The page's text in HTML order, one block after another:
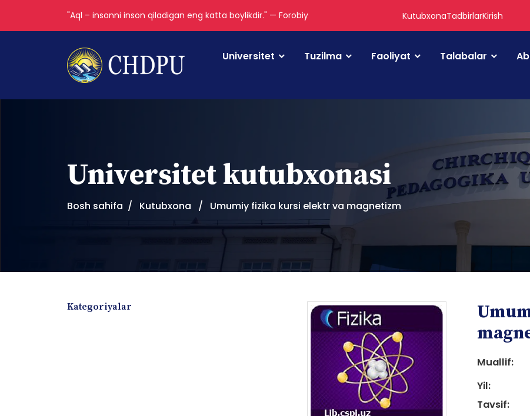
"Aql – insonni inson qiladigan eng katta boylikdir." — Forobiy KutubxonaTadbirlarKirish
Universitet Tuzilma Faoliyat Talabalar
Universitet kutubxonasi
Bosh sahifa Kutubxona Umumiy fizika kursi elektr va magnetizm
Kategoriyalar
Muallif:
Yil:
Tavsif: